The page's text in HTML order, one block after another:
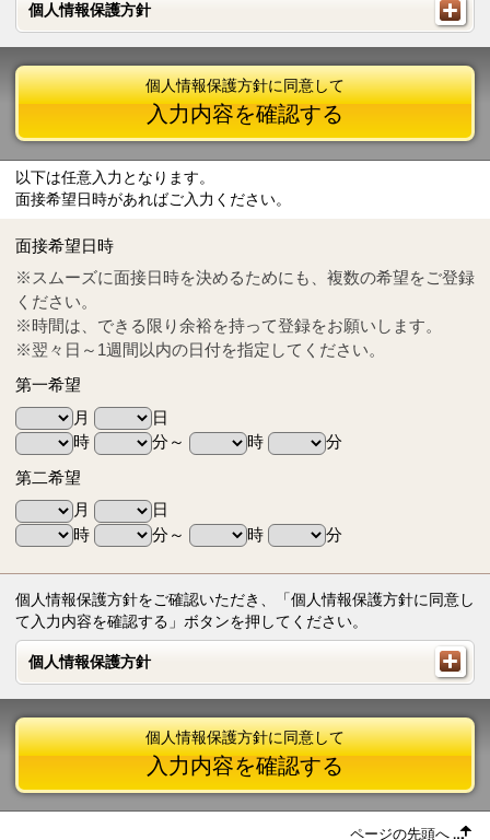
個人情報保護方針
個人情報保護方針
Tel
0570-55-0314
個人情報保護方針に同意して
入力内容を確認する
以下は任意入力となります。
面接希望日時があればご入力ください。
面接希望日時
※スムーズに面接日時を決めるためにも、複数の希望をご登録
ください。
※時間は、できる限り余裕を持って登録をお願いします。
※翌々日～1週間以内の日付を指定してください。
第一希望
月
日
時
分～ 時
分
第二希望
月
日
時
分～ 時 分
個人情報保護方針をご確認いただき、「個人情報保護方針に同意し
て入力内容を確認する」ボタンを押してください。
個人情報保護方針
個人情報保護方針
個人情報保護方針に同意して
入力内容を確認する
ページの先頭へ